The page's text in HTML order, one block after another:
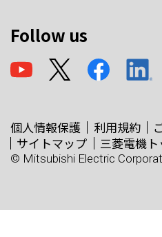
Follow us
個人情報保護 利用規約
サイトマップ
三菱電機
© Mitsubishi Electric